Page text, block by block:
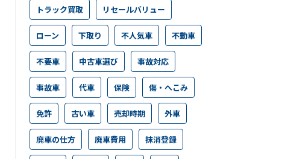
トラック買取 リセールバリュー
ローン 下取り 不人気車 不動車
不要車 中古車選び 事故対応
事故車 代車 保険 傷・へこみ
免許 古い車 売却時期 外車
廃車の仕方 廃車費用 抹消登録